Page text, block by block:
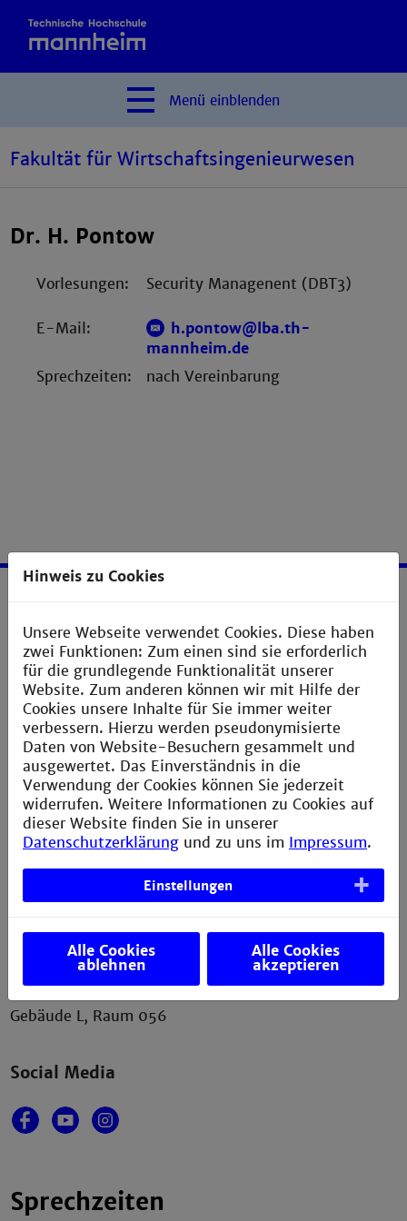
Menü einblenden
Fakultät für Wirtschaftsingenieurwesen
Dr. H. Pontow
Vorlesungen: Security Managenent (DBT3)
E-Mail:
h.pontow@lba.th-
mannheim.de
Sprechzeiten:
nach Vereinbarung
Impressum
Erklärung zur Barrierefreiheit
Datenschutzerklärung
Sitemap
Anfahrt und Campusplan
Verbesserungsvorschlag melden
Technische Hochschule Mannheim
Paul-Wittsack-Straße 10
68163 Mannheim
Gebäude L, Raum 056
Social Media
Sprechzeiten
Hinweis zu Cookies
Unsere Webseite verwendet Cookies. Diese haben
zwei Funktionen: Zum einen sind sie erforderlich
für die grundlegende Funktionalität unserer
Website. Zum anderen können wir mit Hilfe der
Cookies unsere Inhalte für Sie immer weiter
verbessern. Hierzu werden pseudonymisierte
Daten von Website-Besuchern gesammelt und
ausgewertet. Das Einverständnis in die
Verwendung der Cookies können Sie jederzeit
widerrufen. Weitere Informationen zu Cookies auf
dieser Website finden Sie in unserer
Datenschutzerklärung und zu uns im Impressum.
Einstellungen
Alle Cookies
ablehnen
Alle Cookies
akzeptieren